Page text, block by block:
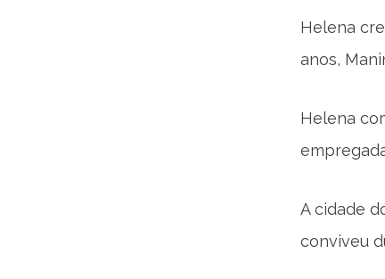
Helena
anos,
Helena
A cidade
conviveu